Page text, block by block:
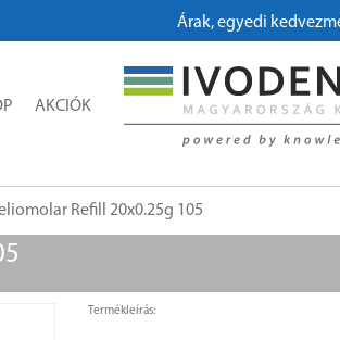
Árak, egyedi kedvezmények
AKCIÓK
Refill 20x0.25g 105
Termékleírás: